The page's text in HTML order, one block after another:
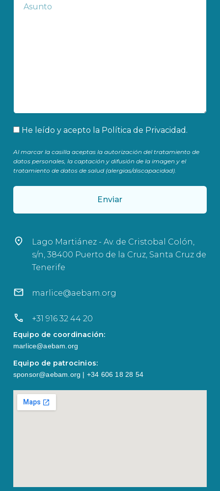
Subject
Aceptación
He leído y acepto la Política de Privacidad .
Al marcar la casilla aceptas la autorización del tratamiento de
datos personales, la captación y difusión de la imagen y el
tratamiento de datos de salud (alergias/discapacidad).
Enviar
Lago Martiánez - Av. de Cristobal Colón,
s/n, 38400 Puerto de la Cruz, Santa Cruz de
Tenerife
marlice@aebam.org
+31 916 32 44 20
Equipo de coordinación:
marlice@aebam.org
Equipo de patrocinios:
sponsor@aebam.org | +34 606 18 28 54